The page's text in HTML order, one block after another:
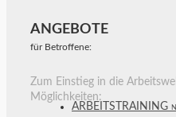
ANGEBOTE
für Betroffene:
Zum Einstieg in die
Möglichkeiten:
ARBEITSTRAINING